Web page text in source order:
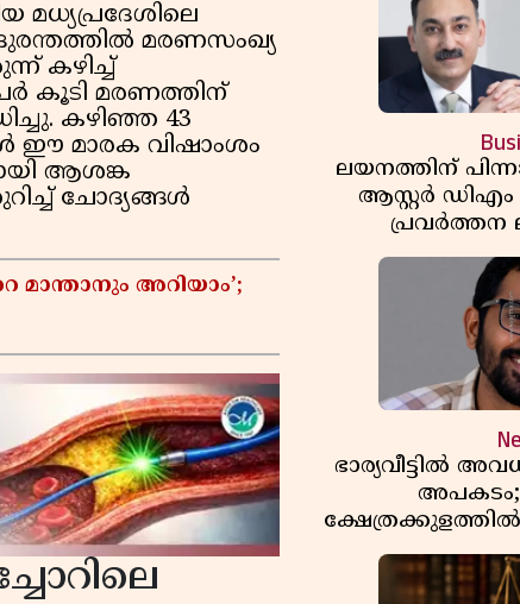
മധ്യപ്രദേശിലെ
ദുരന്തത്തിൽ മരണസംഖ്യ
കഴിച്ച്
കൂടി മരണത്തിന്
കഴിഞ്ഞ 43
ഈ മാരക വിഷാംശം
ആശങ്ക
ചോദ്യങ്ങൾ
മാന്താനും അറിയാം’;
ലയനത്തിന്
ആസ്റ്റർ ഡിഎം
പ്രവർത്തന
കുതിപ്പ്
ഭാര്യവീട്ടിൽ
ക്ഷേത്രക്കുളത്തിൽ
യുവാവ്